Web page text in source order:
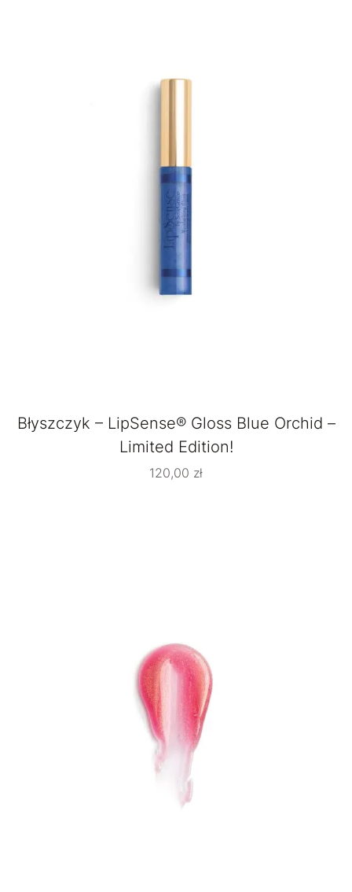
Błyszczyk – LipSense® Gloss Blue Orchid –
Limited Edition!
120,00 zł